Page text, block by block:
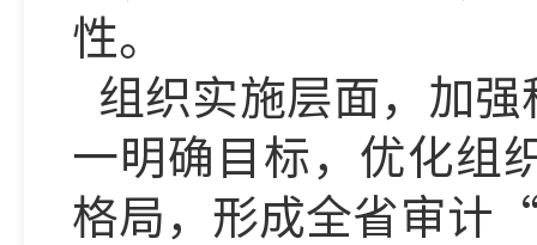
性。
组织实施层面，加
一明确目标，优化组
格局，形成全省审计